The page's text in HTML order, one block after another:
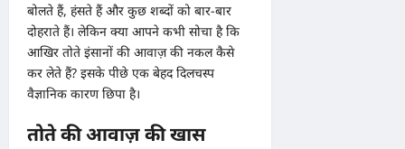
बोलते हैं, हंसते हैं और कुछ शब्दों को बार-बार
दोहराते हैं। लेकिन क्या आपने कभी सोचा है कि
आखिर तोते इंसानों की आवाज़ की नकल कैसे
कर लेते हैं? इसके पीछे एक बेहद दिलचस्प
वैज्ञानिक कारण छिपा है।
तोते की आवाज़ की खास